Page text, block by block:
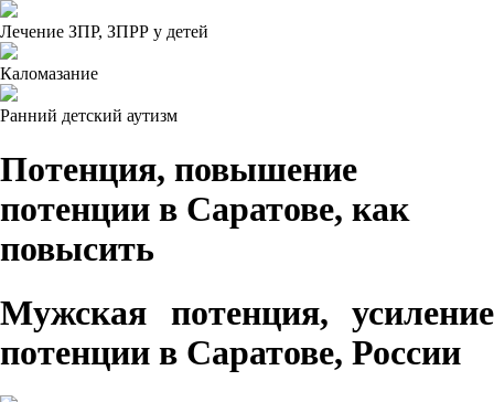
Лечение ЗПР, ЗПРР у детей
Каломазание
Ранний детский аутизм
Потенция, повышение
потенции в Саратове, как
повысить
Мужская потенция, усиление
потенции в Саратове, России